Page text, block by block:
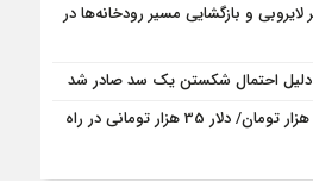
350 کیلومتر لایروبی و بازگشایی مسیر رودخانه‌ها در
احتمال شکستن یک سد صادر شد
بازگشت دلار به کانال ۳۸ هزار تومان/ دلار 35 هزار تومانی در راه